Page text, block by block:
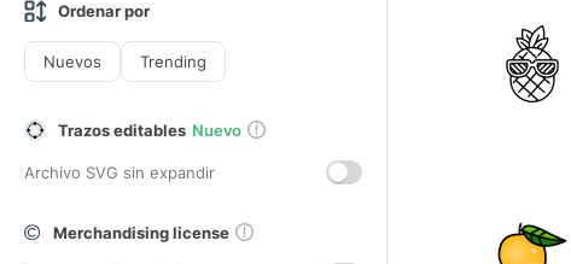
Ordenar por
Nuevos Trending
Trazos editables Nuevo
Archivo SVG sin expandir
Merchandising license